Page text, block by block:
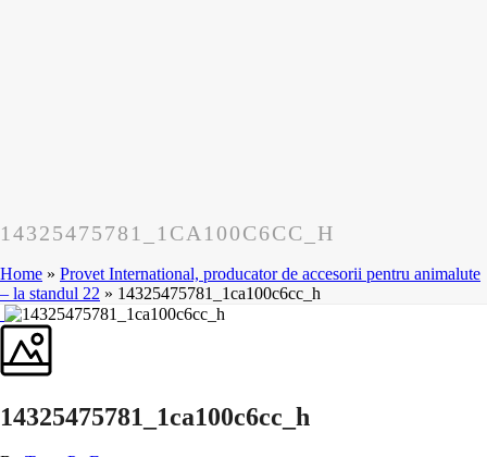
14325475781_1CA100C6CC_H
Home » Provet International, producator de accesorii pentru animalute
– la standul 22 » 14325475781_1ca100c6cc_h
14325475781_1ca100c6cc_h